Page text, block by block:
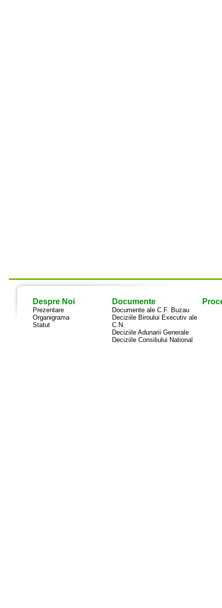
Despre Noi
Prezentare
Organigrama
Statut
Documente
Documente ale C.F. Buzau
Deciziile Biroului Executiv ale
C.N.
Deciziile Adunarii Generale
Deciziile Consiliului National